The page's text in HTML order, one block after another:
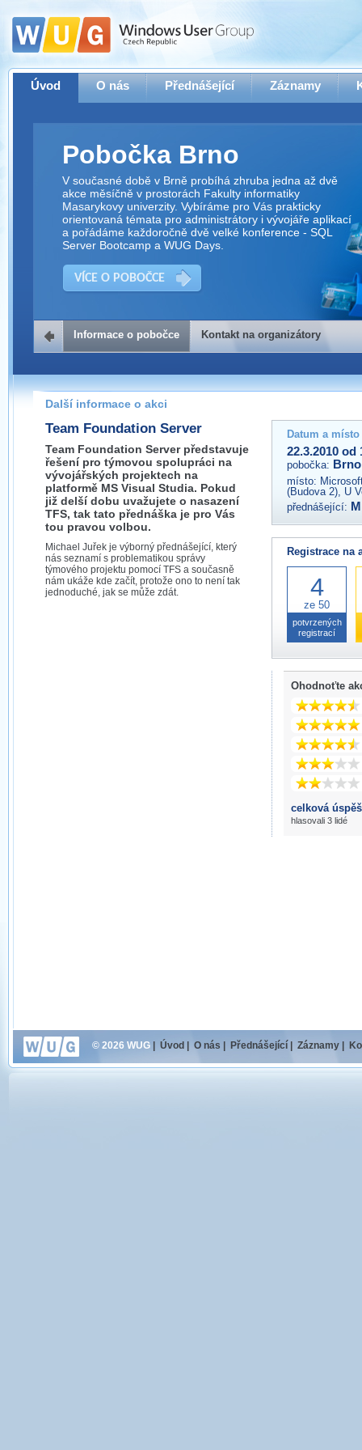
Úvod O nás Přednášející Záznamy
Pobočka Brno
V současné době v Brně probíhá zhruba jedna až dvě
akce měsíčně v prostorách Fakulty informatiky
Masarykovy univerzity. Vybíráme pro Vás prakticky
orientovaná témata pro administrátory i vývojáře aplikací
a pořádáme každoročně dvě velké konference - SQL
Server Bootcamp a WUG Days.
VÍCE O POBOČCE
Kontakt na organizátory
Pokud máte jakýkoliv dotaz na organizátory této akce,
prosím neváhejte nás kontaktovat na e-mailu:
brno@wug.cz
Informace o pobočce Kontakt na organizátory
Další informace o akci
Team Foundation Server
Team Foundation Server představuje
řešení pro týmovou spolupráci na
vývojářských projektech na
platformě MS Visual Studia. Pokud
již delší dobu uvažujete o nasazení
TFS, tak tato přednáška je pro Vás
tou pravou volbou.
Michael Juřek je výborný přednášející, který
nás seznamí s problematikou správy
týmového projektu pomocí TFS a současně
nám ukáže kde začít, protože ono to není tak
jednoduché, jak se může zdát.
Datum a
22.3.2010 od
pobočka: Brno
místo:
(Budova 2), U
přednášející:
Registrace na
4
ze 50
potvrzených
registrací
Ohodnoťte
celková
hlasovali 3 lidé
© 2026 WUG Úvod O nás Přednášející Záznamy